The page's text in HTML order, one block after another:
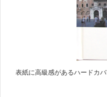
表紙に高級感があるハードカ